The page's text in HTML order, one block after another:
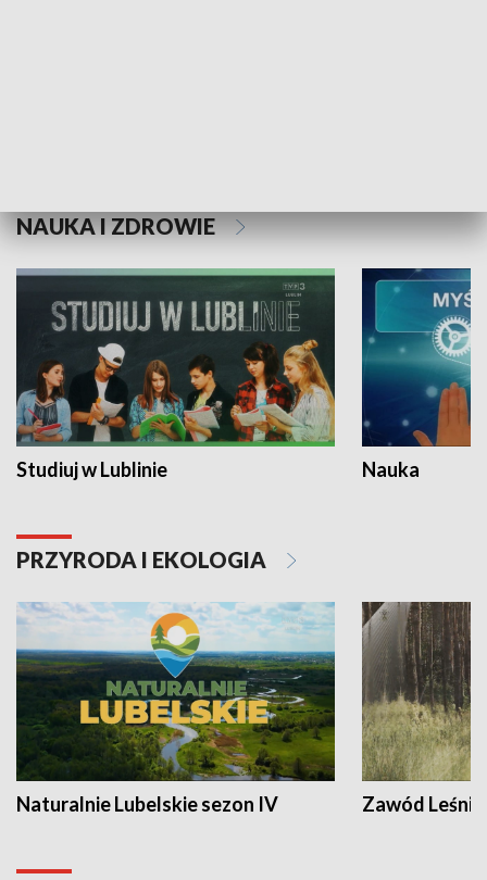
NAUKA I ZDROWIE
Studiuj w Lublinie Nauka
PRZYRODA I EKOLOGIA
Naturalnie Lubelskie sezon IV Zawód Leśnik